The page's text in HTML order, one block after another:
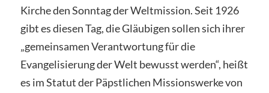
Kirche den Sonntag der Weltmission. Seit 1926
gibt es diesen Tag, die Gläubigen sollen sich ihrer
„gemeinsamen Verantwortung für die
Evangelisierung der Welt bewusst werden“, heißt
es im Statut der Päpstlichen Missionswerke von